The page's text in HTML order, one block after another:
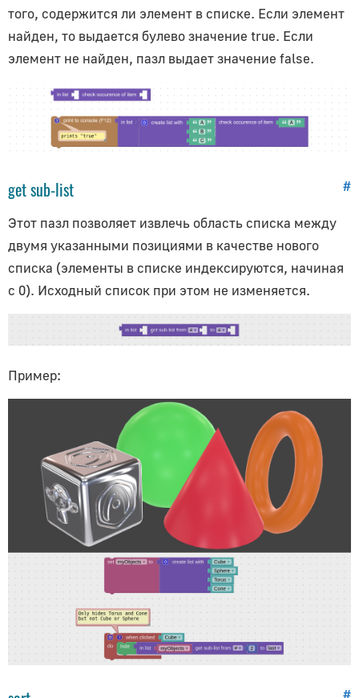
того, содержится ли элемент в списке. Если элемент
найден, то выдается булево значение true. Если
элемент не найден, пазл выдает значение false.
#
get sub-list
Этот пазл позволяет извлечь область списка между
двумя указанными позициями в качестве нового
списка (элементы в списке индексируются, начиная
с 0). Исходный список при этом не изменяется.
Пример:
#